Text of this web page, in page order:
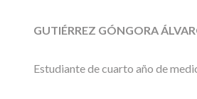
GUTIÉRREZ GÓNGORA
Estudiante de cuarto año de